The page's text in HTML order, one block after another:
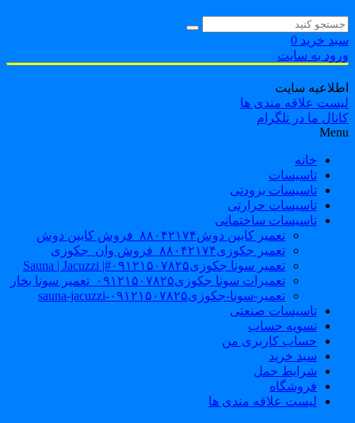
خرید 0
به سایت
سایت
علاقه مندی ها
ما در تلگرام
خانه
تاسیسات
تاسیسات برودتی
تاسیسات حرارتی
تاسیسات ساختمانی
تعمیر کابین دوش۸۸۰۴۲۱۷۴_فروش کابین دوش
تعمیر جکوزی۸۸۰۴۲۱۷۴_فروش وان_جکوزی
تعمیر سونا جکوزی۰۹۱۲۱۵۰۷۸۲۵#| Sauna | Jacuzzi
تعمیرات سونا جکوزی۰۹۱۲۱۵۰۷۸۲۵_تعمیر سونا بخار
تعمیر-سونا-جکوزی۰۹۱۲۱۵۰۷۸۲۵-sauna-jacuzzi
تاسیسات صنعتی
تسویه حساب
حساب کاربری من
سبد خرید
شرایط حمل
فروشگاه
لیست علاقه مندی ها